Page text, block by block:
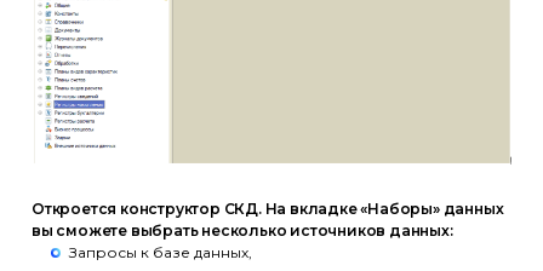
Откроется конструктор СКД. На вкладке «Наборы» данных
вы сможете выбрать несколько источников данных:
Запросы к базе данных,